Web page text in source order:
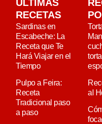
ULTIMAS
RECETAS
Sardinas en
Escabeche: La
Receta que Te
Hará Viajar en el
Tiempo
Pulpo a Feira:
Receta
Tradicional paso
a paso
al